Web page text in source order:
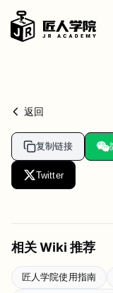
返回
复制链接
Twitter
相关 Wiki 推荐
匠人学院使用指南